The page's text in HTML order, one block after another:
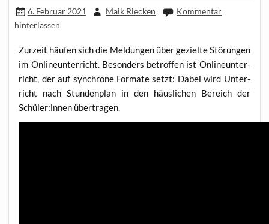
6. Februar 2021 Maik Riecken
Kommentar
hinterlassen
Zur­zeit häu­fen sich die Mel­dun­gen über geziel­te Stö­run­gen
im Online­un­ter­richt. Beson­ders betrof­fen ist Online­un­ter­
richt, der auf syn­chro­ne For­ma­te setzt: Dabei wird Unter­
richt nach Stun­den­plan in den häus­li­chen Bereich der
Schüler:innen übertragen.